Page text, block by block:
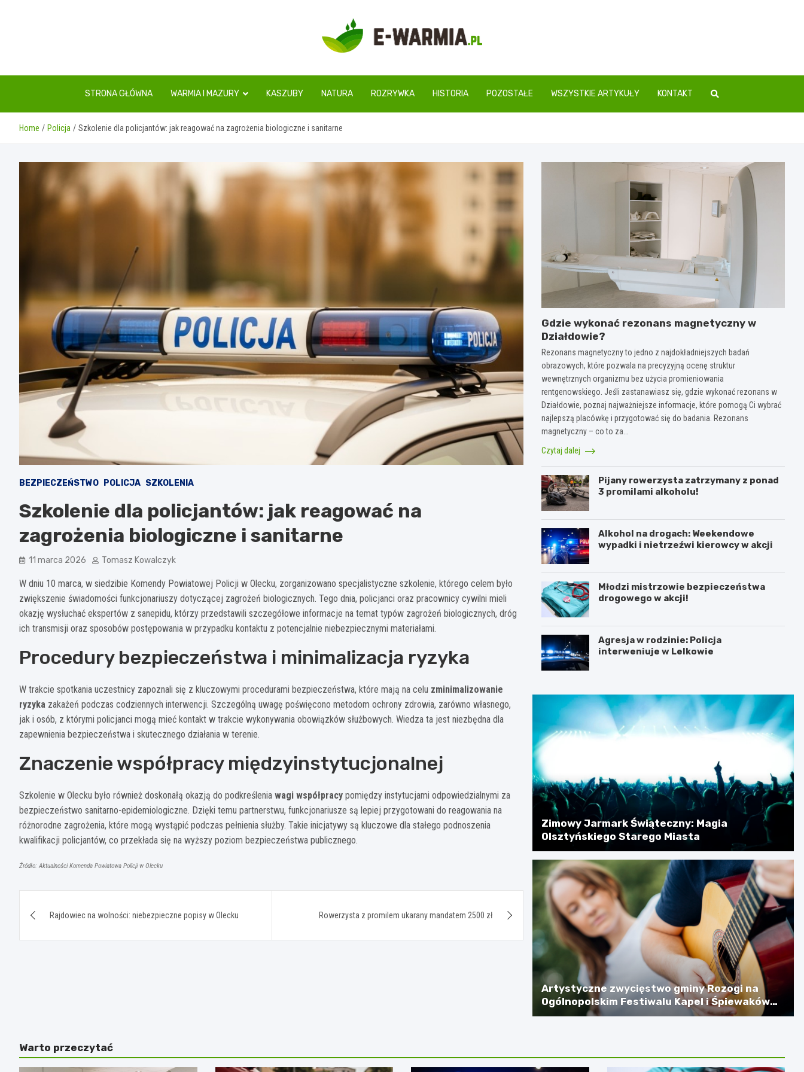
www.e-warmia.pl
STRONA GŁÓWNA WARMIA I MAZURY KASZUBY NATURA ROZRYWKA HISTORIA POZOSTAŁE WSZYSTKIE ARTYKUŁY KONTAKT
Home Policja Szkolenie dla policjantów: jak reagować na zagrożenia biologiczne i sanitarne
BEZPIECZEŃSTWO POLICJA SZKOLENIA
Szkolenie dla policjantów: jak reagować na
zagrożenia biologiczne i sanitarne
11 marca 2026 Tomasz Kowalczyk
W dniu 10 marca, w siedzibie Komendy Powiatowej Policji w Olecku, zorganizowano specjalistyczne szkolenie, którego celem było
zwiększenie świadomości funkcjonariuszy dotyczącej zagrożeń biologicznych. Tego dnia, policjanci oraz pracownicy cywilni mieli
okazję wysłuchać ekspertów z sanepidu, którzy przedstawili szczegółowe informacje na temat typów zagrożeń biologicznych, dróg
ich transmisji oraz sposobów postępowania w przypadku kontaktu z potencjalnie niebezpiecznymi materiałami.
Procedury bezpieczeństwa i minimalizacja ryzyka
W trakcie spotkania uczestnicy zapoznali się z kluczowymi procedurami bezpieczeństwa, które mają na celu zminimalizowanie
ryzyka zakażeń podczas codziennych interwencji. Szczególną uwagę poświęcono metodom ochrony zdrowia, zarówno własnego,
jak i osób, z którymi policjanci mogą mieć kontakt w trakcie wykonywania obowiązków służbowych. Wiedza ta jest niezbędna dla
zapewnienia bezpieczeństwa i skutecznego działania w terenie.
Znaczenie współpracy międzyinstytucjonalnej
Szkolenie w Olecku było również doskonałą okazją do podkreślenia wagi współpracy pomiędzy instytucjami odpowiedzialnymi za
bezpieczeństwo sanitarno-epidemiologiczne. Dzięki temu partnerstwu, funkcjonariusze są lepiej przygotowani do reagowania na
różnorodne zagrożenia, które mogą wystąpić podczas pełnienia służby. Takie inicjatywy są kluczowe dla stałego podnoszenia
kwalifikacji policjantów, co przekłada się na wyższy poziom bezpieczeństwa publicznego.
Źródło: Aktualności Komenda Powiatowa Policji w Olecku
wpisuRajdowiec na wolności: niebezpieczne popisy w Olecku Rowerzysta z promilem ukarany mandatem 2500 zł
Gdzie wykonać rezonans magnetyczny w
Działdowie?
Rezonans magnetyczny to jedno z najdokładniejszych badań
obrazowych, które pozwala na precyzyjną ocenę struktur
wewnętrznych organizmu bez użycia promieniowania
rentgenowskiego. Jeśli zastanawiasz się, gdzie wykonać rezonans w
Działdowie, poznaj najważniejsze informacje, które pomogą Ci wybrać
najlepszą placówkę i przygotować się do badania. Rezonans
magnetyczny – co to za…
Czytaj dalej
Pijany rowerzysta zatrzymany z ponad
3 promilami alkoholu!
Alkohol na drogach: Weekendowe
wypadki i nietrzeźwi kierowcy w akcji
Młodzi mistrzowie bezpieczeństwa
drogowego w akcji!
Agresja w rodzinie: Policja
interweniuje w Lelkowie
Zimowy Jarmark Świąteczny: Magia
Olsztyńskiego Starego Miasta
Artystyczne zwycięstwo gminy Rozogi na
Ogólnopolskim Festiwalu Kapel i Śpiewaków
Ludowych w Kazimierzu Dolnym
Warto przeczytać